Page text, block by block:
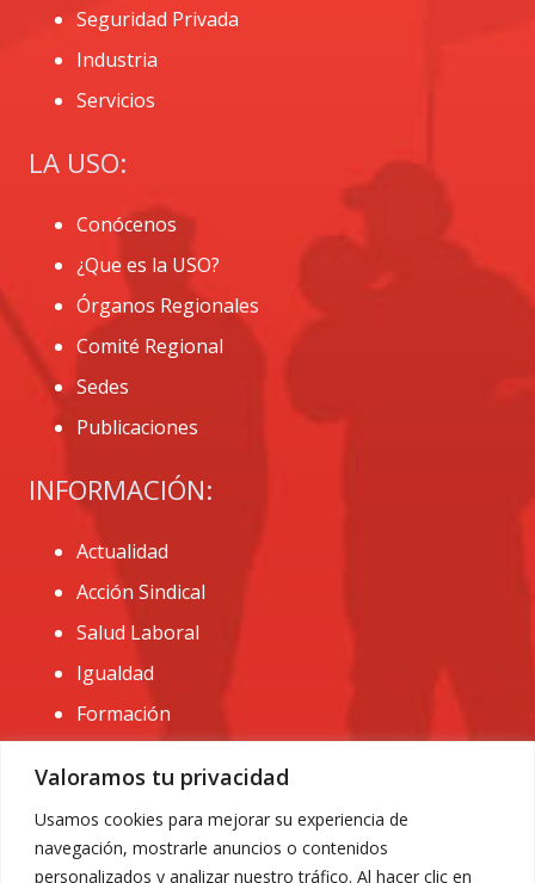
Valoramos tu privacidad
Usamos cookies para mejorar su experiencia de
navegación, mostrarle anuncios o contenidos
personalizados y analizar nuestro tráfico. Al hacer clic en
Seguridad Privada
Industria
Servicios
LA USO:
Conócenos
¿Que es la USO?
Órganos Regionales
Comité Regional
Sedes
Publicaciones
INFORMACIÓN:
Actualidad
Acción Sindical
Salud Laboral
Igualdad
Formación
CONTACTO:
administracion@usomurcia.org
968 25 01 20